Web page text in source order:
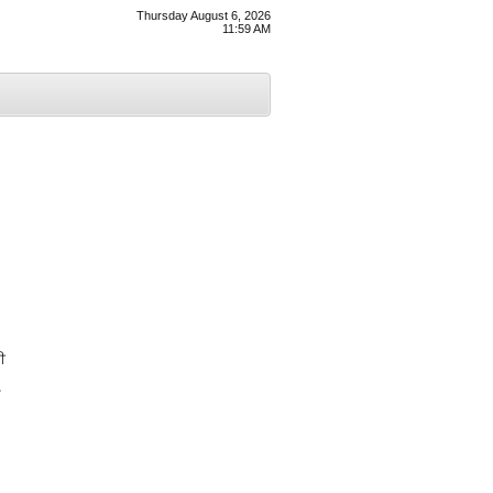
Thursday August 6, 2026
11:59 AM